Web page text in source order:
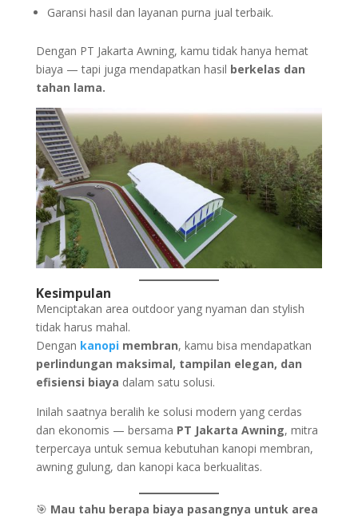
Garansi hasil dan layanan purna jual terbaik.
Dengan PT Jakarta Awning, kamu tidak hanya hemat
biaya — tapi juga mendapatkan hasil berkelas dan
tahan lama.
Kesimpulan
Menciptakan area outdoor yang nyaman dan stylish
tidak harus mahal.
Dengan kanopi membran, kamu bisa mendapatkan
perlindungan maksimal, tampilan elegan, dan
efisiensi biaya dalam satu solusi.
Inilah saatnya beralih ke solusi modern yang cerdas
dan ekonomis — bersama PT Jakarta Awning, mitra
terpercaya untuk semua kebutuhan kanopi membran,
awning gulung, dan kanopi kaca berkualitas.
🎯 Mau tahu berapa biaya pasangnya untuk area